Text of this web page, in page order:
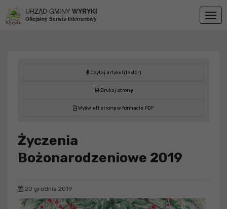
URZĄD GMINY WYRYKI
Oficjalny Serwis Internetowy
Czytaj artykuł (lektor)
Drukuj stronę
Wyświetl stronę w formacie PDF
Życzenia
Bożonarodzeniowe 2019
20 grudnia 2019